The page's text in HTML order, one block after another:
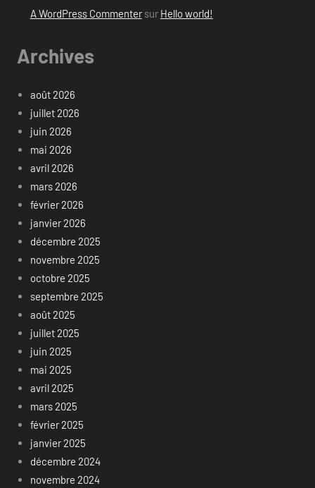
A WordPress Commentersur Hello world!
Archives
août 2026
juillet 2026
juin 2026
mai 2026
avril 2026
mars 2026
février 2026
janvier 2026
décembre 2025
novembre 2025
octobre 2025
septembre 2025
août 2025
juillet 2025
juin 2025
mai 2025
avril 2025
mars 2025
février 2025
janvier 2025
décembre 2024
novembre 2024